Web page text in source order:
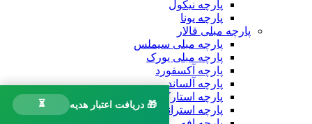
پارچه نیکول
پارچه یونا
پارچه مبلی قالار
پارچه مبلی سیملس
پارچه مبلی یورک
پارچه آکسفورد
پارچه آلساند
پارچه استارکس
پارچه استرانگ
🎁 دریافت اعتبار هدیه ⏳